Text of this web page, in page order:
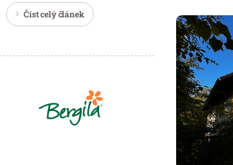
Číst celý článek